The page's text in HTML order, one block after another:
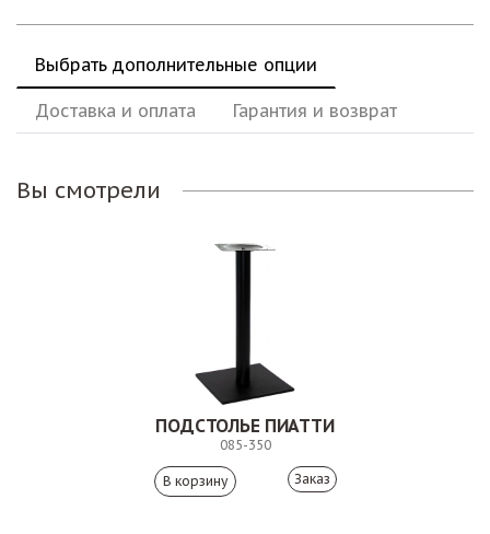
Выбрать дополнительные опции
Доставка и оплата Гарантия и возврат
Вы смотрели
ПОДСТОЛЬЕ ПИАТТИ
085-350
Заказ